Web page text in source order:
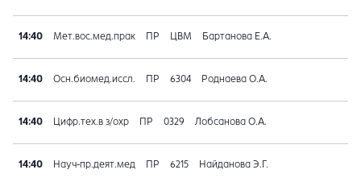
14:40 Мет.вос.мед.прак ПР ЦВМ Бартанова Е.А.
14:40 Осн.биомед.иссл. ПР 6304 Роднаева О.А.
14:40 Цифр.тех.в з/охр ПР 0329 Лобсанова О.А.
14:40 Науч-пр.деят.мед ПР 6215 Найданова Э.Г.